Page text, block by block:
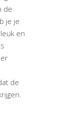
de
je je
en
de